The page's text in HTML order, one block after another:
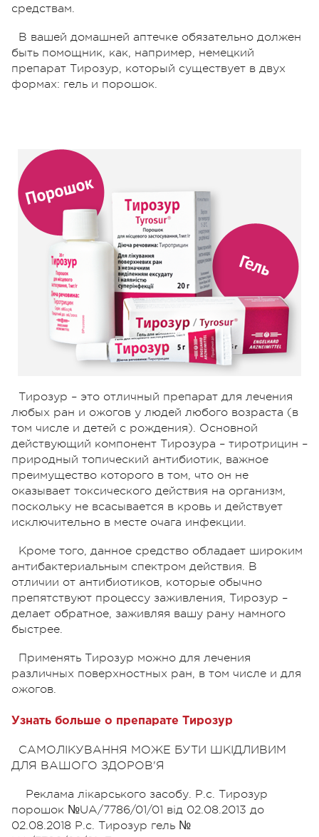
средствам.
В вашей домашней аптечке обязательно должен
быть помощник, как, например, немецкий
препарат Тирозур, который существует в двух
формах: гель и порошок.
Тирозур – это отличный препарат для лечения
любых ран и ожогов у людей любого возраста (в
том числе и детей с рождения). Основной
действующий компонент Тирозура – тиротрицин –
природный топический антибиотик, важное
преимущество которого в том, что он не
оказывает токсического действия на организм,
поскольку не всасывается в кровь и действует
исключительно в месте очага инфекции.
Кроме того, данное средство обладает широким
антибактериальным спектром действия. В
отличии от антибиотиков, которые обычно
препятствуют процессу заживления, Тирозур –
делает обратное, заживляя вашу рану намного
быстрее.
Применять Тирозур можно для лечения
различных поверхностных ран, в том числе и для
ожогов.
Узнать больше о препарате Тирозур
САМОЛІКУВАННЯ МОЖЕ БУТИ ШКІДЛИВИМ
ДЛЯ ВАШОГО ЗДОРОВ'Я
Реклама лiкарського засобу. Р.с. Тирозур
порошок №UA/7786/01/01 вiд 02.08.2013 до
02.08.2018 Р.с. Тирозур гель №